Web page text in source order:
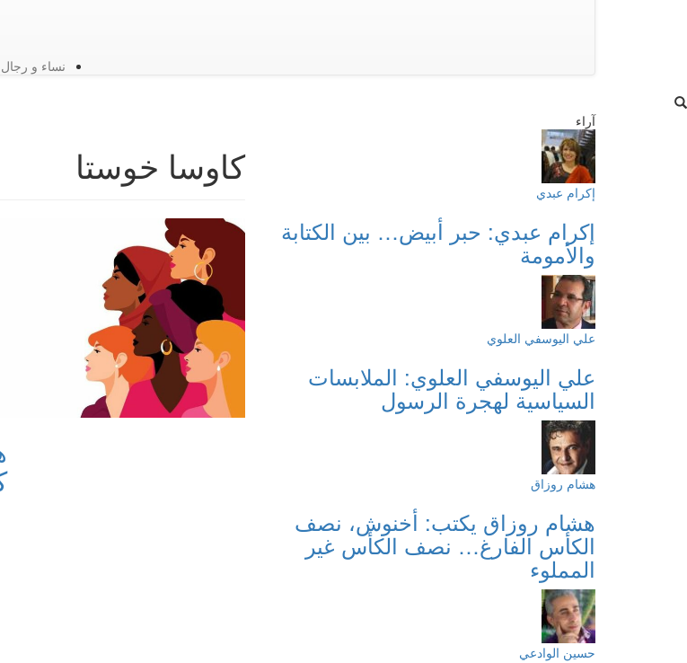
نساء و رجال
كاوسا خوستا
آراء
إكرام عبدي
إكرام عبدي: حبر أبيض… بين الكتابة
والأمومة
علي اليوسفي العلوي
علي اليوسفي العلوي: الملابسات
السياسية لهجرة الرسول
هشام روزاق
هشام روزاق يكتب: أخنوش، نصف
الكأس الفارغ… نصف الكأس غير
المملوء
حسين الوادعي